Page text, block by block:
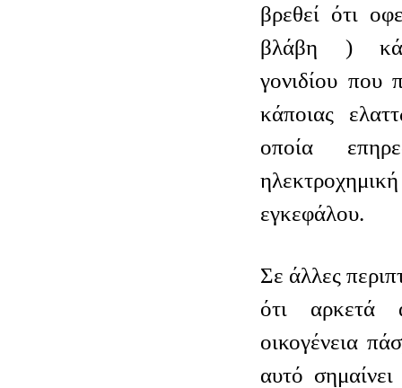
βρεθεί ότι
βλάβη )
γονιδίου που
κάποιας
οποία
εγκεφάλου.
Σε άλλες
ότι αρκετά
οικογένεια
αυτό